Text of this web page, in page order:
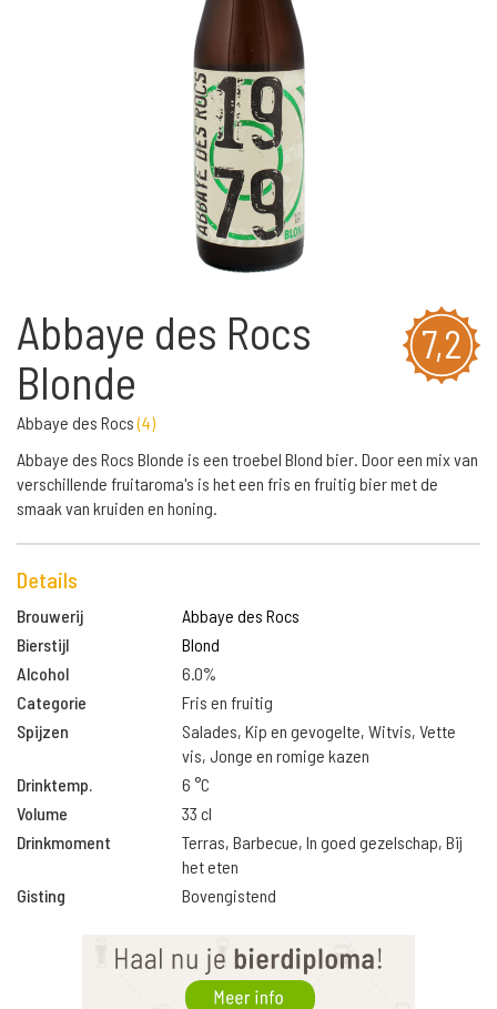
7,2
Abbaye des Rocs
Blonde
Abbaye des Rocs(4)
Abbaye des Rocs Blonde is een troebel Blond bier. Door een mix van
verschillende fruitaroma's is het een fris en fruitig bier met de
smaak van kruiden en honing.
Details
Brouwerij
Abbaye des Rocs
Bierstijl
Blond
Alcohol
6.0%
Categorie
Fris en fruitig
Spijzen
Salades, Kip en gevogelte, Witvis, Vette
vis, Jonge en romige kazen
Drinktemp.
6 °C
Volume
33 cl
Drinkmoment
Terras, Barbecue, In goed gezelschap, Bij
het eten
Gisting
Bovengistend